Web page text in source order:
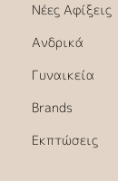
Νέες Αφίξεις
Ανδρικά
Γυναικεία
Brands
Εκπτώσεις